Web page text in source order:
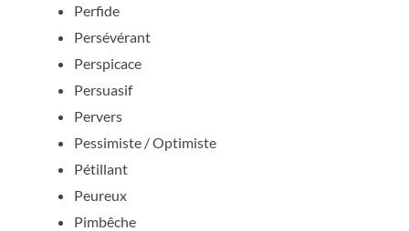
Perfide
Persévérant
Perspicace
Persuasif
Pervers
Pessimiste / Optimiste
Pétillant
Peureux
Pimbêche